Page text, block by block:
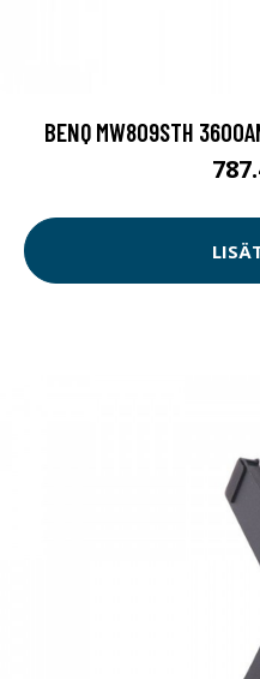
BENQ MW809STH